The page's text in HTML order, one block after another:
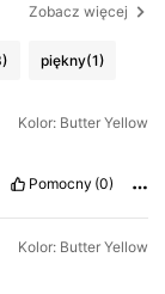
Zobacz więcej
piękny(1)
Kolor: Butter Yellow
Pomocny (0)
Kolor: Butter Yellow